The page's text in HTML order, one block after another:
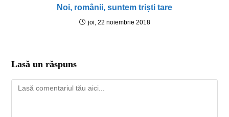
Noi, românii, suntem triști tare
joi, 22 noiembrie 2018
Lasă un răspuns